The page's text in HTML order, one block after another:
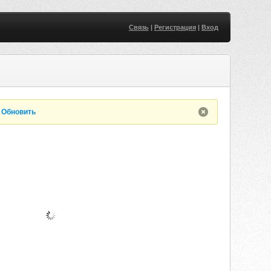
Связь| Регистрация| Вход
Обновить